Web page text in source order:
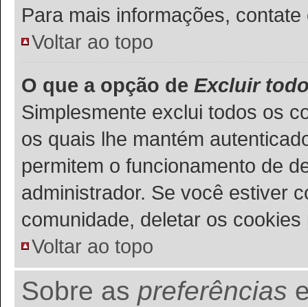
Para mais informações,
Voltar ao topo
O que a opção de Excluir
Simplesmente exclui todos os
os quais lhe mantém
permitem o funcionamento de
administrador. Se você estiver
comunidade, deletar os
Voltar ao topo
Sobre as preferências